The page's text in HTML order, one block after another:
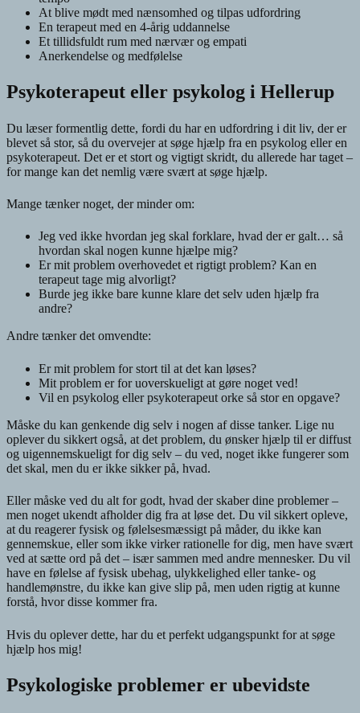
At blive mødt med nænsomhed og tilpas udfordring
En terapeut med en 4-årig uddannelse
Et tillidsfuldt rum med nærvær og empati
Anerkendelse og medfølelse
Psykoterapeut eller psykolog i Hellerup
Du læser formentlig dette, fordi du har en udfordring i dit liv, der er
blevet så stor, så du overvejer at søge hjælp fra en psykolog eller en
psykoterapeut. Det er et stort og vigtigt skridt, du allerede har taget –
for mange kan det nemlig være svært at søge hjælp.
Mange tænker noget, der minder om:
Jeg ved ikke hvordan jeg skal forklare, hvad der er galt… så
hvordan skal nogen kunne hjælpe mig?
Er mit problem overhovedet et rigtigt problem? Kan en
terapeut tage mig alvorligt?
Burde jeg ikke bare kunne klare det selv uden hjælp fra
andre?
Andre tænker det omvendte:
Er mit problem for stort til at det kan løses?
Mit problem er for uoverskueligt at gøre noget ved!
Vil en psykolog eller psykoterapeut orke så stor en opgave?
Måske du kan genkende dig selv i nogen af disse tanker. Lige nu
oplever du sikkert også, at det problem, du ønsker hjælp til er diffust
og uigennemskueligt for dig selv – du ved, noget ikke fungerer som
det skal, men du er ikke sikker på, hvad.
Eller måske ved du alt for godt, hvad der skaber dine problemer –
men noget ukendt afholder dig fra at løse det. Du vil sikkert opleve,
at du reagerer fysisk og følelsesmæssigt på måder, du ikke kan
gennemskue, eller som ikke virker rationelle for dig, men have svært
ved at sætte ord på det – især sammen med andre mennesker. Du vil
have en følelse af fysisk ubehag, ulykkelighed eller tanke- og
handlemønstre, du ikke kan give slip på, men uden rigtig at kunne
forstå, hvor disse kommer fra.
Hvis du oplever dette, har du et perfekt udgangspunkt for at søge
hjælp hos mig!
Psykologiske problemer er ubevidste